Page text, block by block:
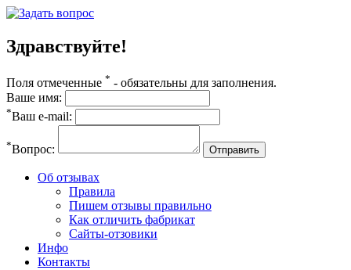
Здравствуйте!
Поля отмеченные * - обязательны для заполнения.
Ваше имя:
*Ваш e-mail:
*Вопрос: Отправить
Об отзывах
Правила
Пишем отзывы правильно
Как отличить фабрикат
Сайты-отзовики
Инфо
Контакты